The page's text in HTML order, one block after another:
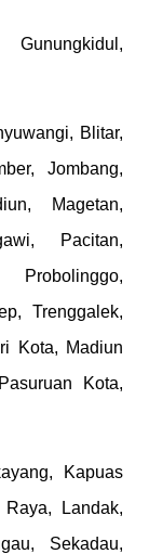
Blitar,
Jombang,
Magetan,
Pacitan,
Probolinggo,
Trenggalek,
Kota, Madiun
Kota,
Kapuas
Landak,
Sekadau,